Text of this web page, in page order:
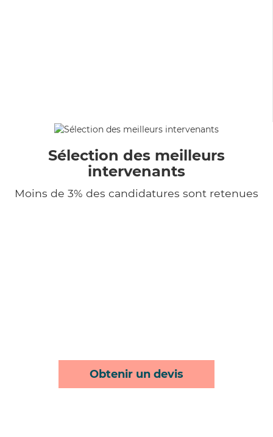
Sélection des meilleurs
intervenants
Moins de 3% des candidatures sont retenues
Obtenir un devis